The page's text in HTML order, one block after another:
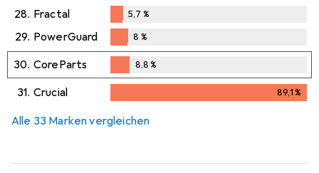
%
28. Fractal
5,7 %
5,7 %
29. PowerGuard
8%
8 %
30. CoreParts
8,8%
8,8%
31. Crucial 89,1%
Alle 33 Marken vergleichen